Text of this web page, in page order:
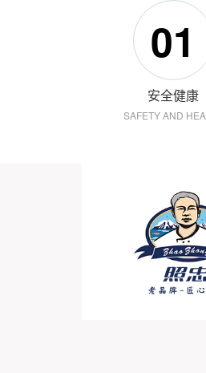
01
安全健康
SAFETY AND